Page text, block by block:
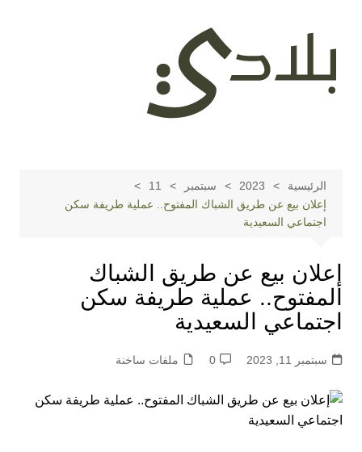
المحتوى
الرئيسية 2023 سبتمبر
11
إعلان بيع عن طريق الشباك المفتوح.. عملية طريفة سكن
اجتماعي السعيدية
إعلان بيع عن طريق الشباك
المفتوح.. عملية طريفة سكن
اجتماعي السعيدية
سبتمبر 11, 2023 0 ملفات ساخنة